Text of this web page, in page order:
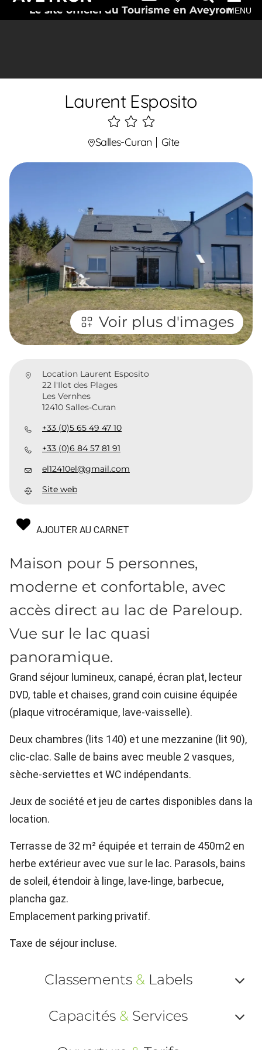
Le site officiel du Tourisme en AveyronMENU
Laurent Esposito
3
étoiles
Salles-Curan Gîte
Voir plus d'images
Location Laurent Esposito
22 l'Ilot des Plages
Les Vernhes
12410 Salles-Curan
+33 (0)5 65 49 47 10
+33 (0)6 84 57 81 91
el12410el@gmail.com
Site web
AJOUTER AU CARNET
Maison pour 5 personnes,
moderne et confortable, avec
accès direct au lac de Pareloup.
Vue sur le lac quasi
panoramique.
Grand séjour lumineux, canapé, écran plat, lecteur
DVD, table et chaises, grand coin cuisine équipée
(plaque vitrocéramique, lave-vaisselle).
Deux chambres (lits 140) et une mezzanine (lit 90),
clic-clac. Salle de bains avec meuble 2 vasques,
sèche-serviettes et WC indépendants.
Jeux de société et jeu de cartes disponibles dans la
location.
Terrasse de 32 m² équipée et terrain de 450m2 en
herbe extérieur avec vue sur le lac. Parasols, bains
de soleil, étendoir à linge, lave-linge, barbecue,
plancha gaz.
Emplacement parking privatif.
Taxe de séjour incluse.
Classements &Labels
ou
Capacités & Services